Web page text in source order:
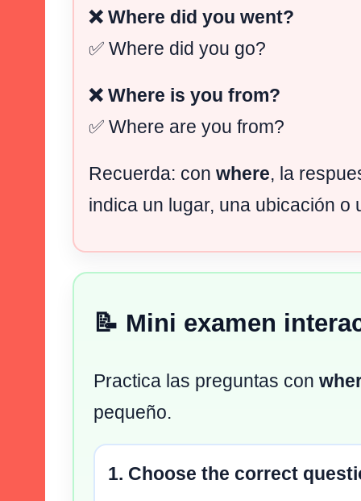
❌ Where did you went?
✅ Where did you go?
❌ Where is you from?
✅ Where are you from?
Recuerda: con where, la
indica un lugar, una ubicación o
📝 Mini examen
Practica las preguntas con
pequeño.
1. Choose the correct